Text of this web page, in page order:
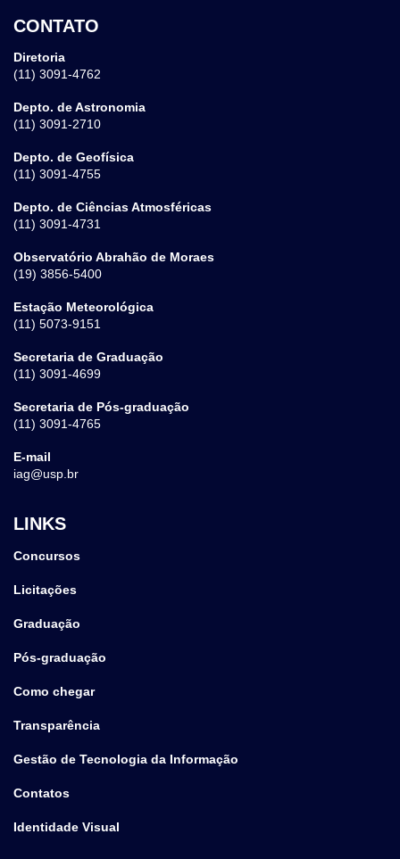
CONTATO
Diretoria
(11) 3091-4762
Depto. de Astronomia
(11) 3091-2710
Depto. de Geofísica
(11) 3091-4755
Depto. de Ciências Atmosféricas
(11) 3091-4731
Observatório Abrahão de Moraes
(19) 3856-5400
Estação Meteorológica
(11) 5073-9151
Secretaria de Graduação
(11) 3091-4699
Secretaria de Pós-graduação
(11) 3091-4765
E-mail
iag@usp.br
LINKS
Concursos
Licitações
Graduação
Pós-graduação
Como chegar
Transparência
Gestão de Tecnologia da Informação
Contatos
Identidade Visual